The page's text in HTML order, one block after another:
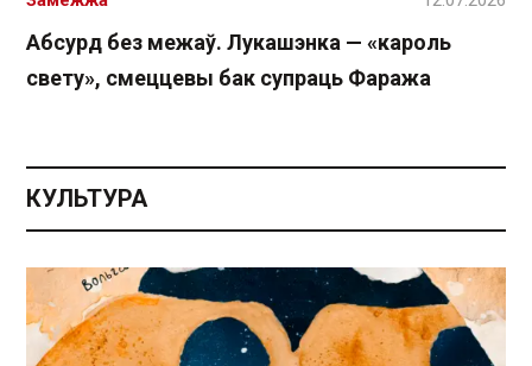
Абсурд без межаў. Лукашэнка — «кароль
свету», смеццевы бак супраць Фаража
КУЛЬТУРА